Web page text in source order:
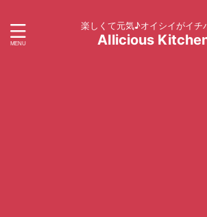
楽しくて元気♪オイシイがイチ
AIlicious